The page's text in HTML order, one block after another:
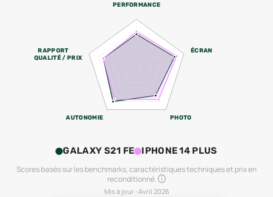
PERFORMANCE
ÉCRAN
PHOTO
AUTONOMIE
RAPPORT
QUALITÉ / PRIX
GALAXY S21 FE IPHONE 14 PLUS
Scores basés sur les benchmarks, caractéristiques techniques et prix en
reconditionné.
Mis à jour : Avril 2026